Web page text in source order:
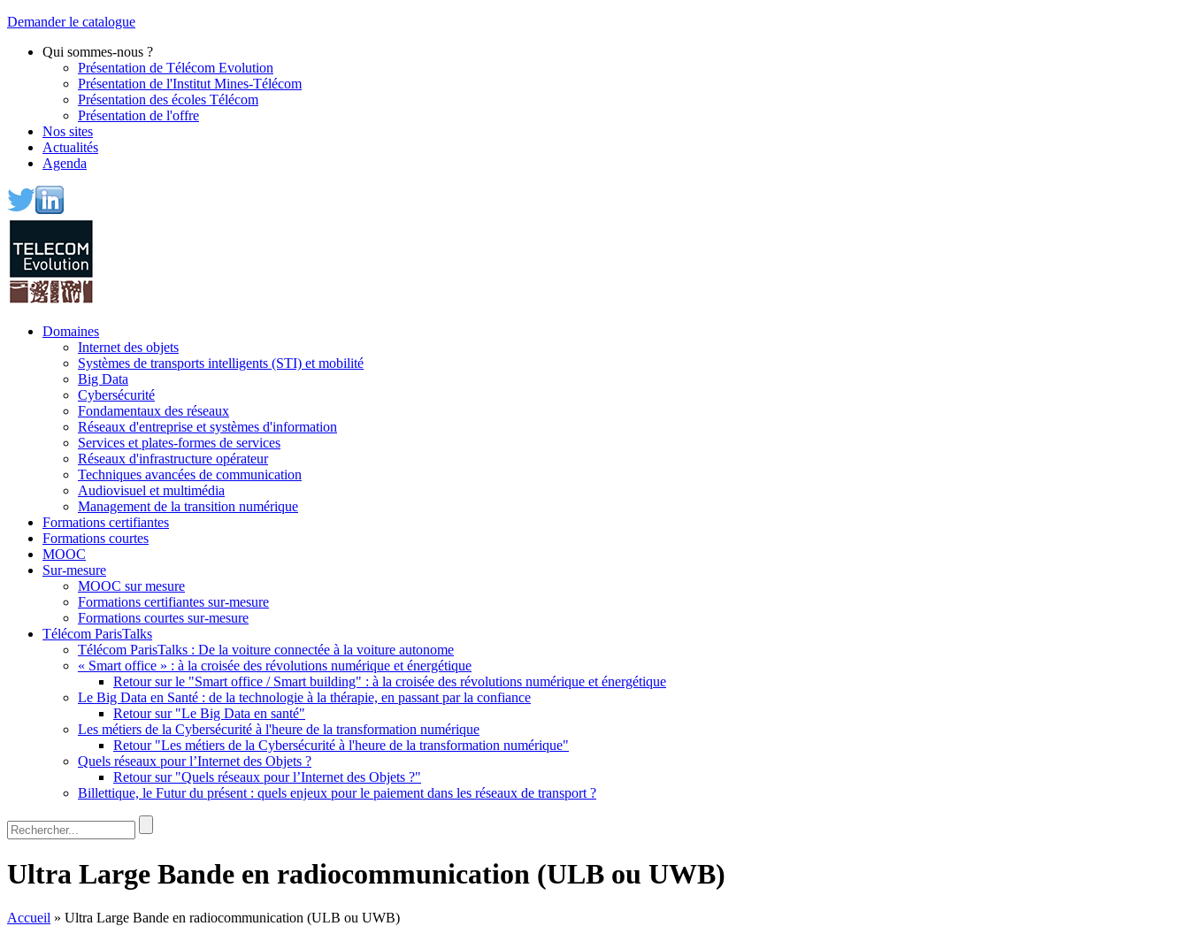
Demander le catalogue
Qui sommes-nous ?
Présentation de Télécom Evolution
Présentation de l'Institut Mines-Télécom
Présentation des écoles Télécom
Présentation de l'offre
Nos sites
Actualités
Agenda
Domaines
Internet des objets
Systèmes de transports intelligents (STI) et mobilité
Big Data
Cybersécurité
Fondamentaux des réseaux
Réseaux d'entreprise et systèmes d'information
Services et plates-formes de services
Réseaux d'infrastructure opérateur
Techniques avancées de communication
Audiovisuel et multimédia
Management de la transition numérique
Formations certifiantes
Formations courtes
MOOC
Sur-mesure
MOOC sur mesure
Formations certifiantes sur-mesure
Formations courtes sur-mesure
Télécom ParisTalks
Télécom ParisTalks : De la voiture connectée à la voiture autonome
« Smart office » : à la croisée des révolutions numérique et énergétique
Retour sur le "Smart office / Smart building" : à la croisée des révolutions numérique et énergétique
Le Big Data en Santé : de la technologie à la thérapie, en passant par la confiance
Retour sur "Le Big Data en santé"
Les métiers de la Cybersécurité à l'heure de la transformation numérique
Retour "Les métiers de la Cybersécurité à l'heure de la transformation numérique"
Quels réseaux pour l’Internet des Objets ?
Retour sur "Quels réseaux pour l’Internet des Objets ?"
Billettique, le Futur du présent : quels enjeux pour le paiement dans les réseaux de transport ?
Formulaire de recherche
Rechercher
Ultra Large Bande en radiocommunication (ULB ou UWB)
Accueil » Ultra Large Bande en radiocommunication (ULB ou UWB)